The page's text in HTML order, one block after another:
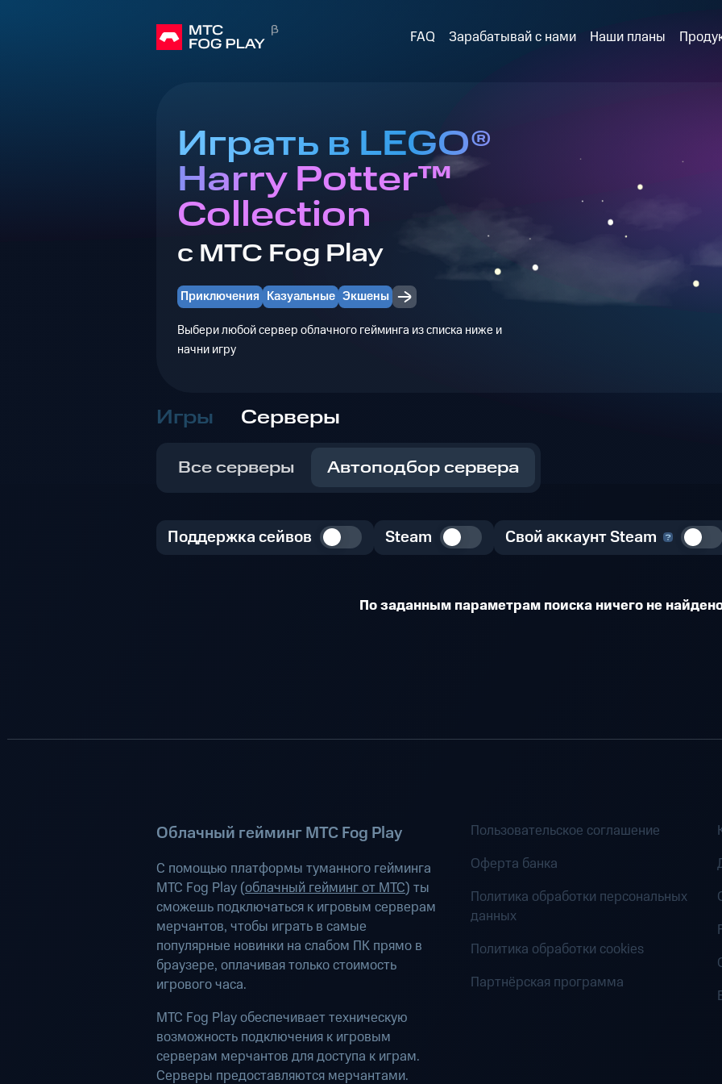
FAQ Зарабатывай с нами Наши планы
Играть в LEGO®
Harry Potter™
Collection
с МТС Fog Play
Приключения Казуальные Экшены
Выбери любой сервер облачного гейминга из списка ниже и
начни игру
Игры Серверы
Все серверы Автоподбор сервера
Поддержка сейвов Steam Свой аккаунт Steam
По заданным параметрам поиска ничего не
Облачный гейминг МТС Fog Play
С помощью платформы туманного гейминга
МТС Fog Play (облачный гейминг от МТС) ты
сможешь подключаться к игровым серверам
мерчантов, чтобы играть в самые
популярные новинки на слабом ПК прямо в
браузере, оплачивая только стоимость
игрового часа.
МТС Fog Play обеспечивает техническую
возможность подключения к игровым
серверам мерчантов для доступа к играм.
Серверы предоставляются мерчантами.
Пользовательское соглашение
Оферта банка
Политика обработки персональных
данных
Политика обработки cookies
Партнёрская программа